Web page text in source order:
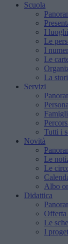
Scuola
I luoghi
Le
I
Le
La
Servizi
Tutti i
Novità
Le
Le
Albo
Didattica
Le
I